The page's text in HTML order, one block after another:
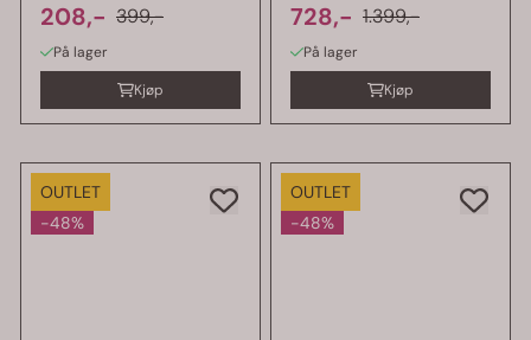
208,- 399,-
På lager
Kjøp
728,- 1.399,-
På lager
Kjøp
OUTLET
-48%
OUTLET
-48%